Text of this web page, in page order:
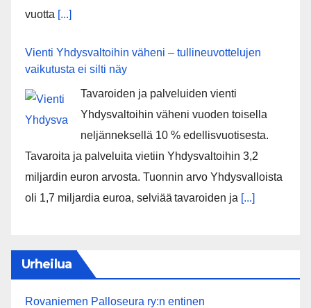
vuotta [...]
Vienti Yhdysvaltoihin väheni – tullineuvottelujen
vaikutusta ei silti näy
Tavaroiden ja palveluiden vienti
Yhdysvaltoihin väheni vuoden toisella
neljänneksellä 10 % edellisvuotisesta.
Tavaroita ja palveluita vietiin Yhdysvaltoihin 3,2
miljardin euron arvosta. Tuonnin arvo Yhdysvalloista
oli 1,7 miljardia euroa, selviää tavaroiden ja [...]
Urheilua
Rovaniemen Palloseura ry:n entinen